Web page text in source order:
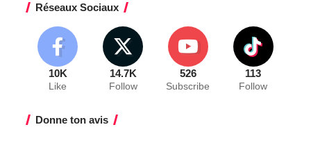
Réseaux Sociaux
10K
Like
14.7K
Follow
526
Subscribe
113
Follow
Donne ton avis